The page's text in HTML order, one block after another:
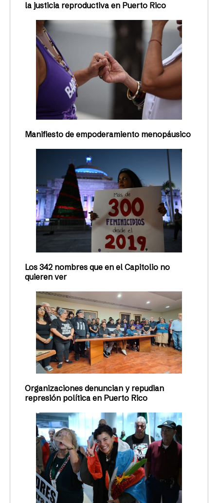
la justicia reproductiva en Puerto Rico
Manifiesto de empoderamiento menopáusico
Los 342 nombres que en el Capitolio no
quieren ver
Organizaciones denuncian y repudian
represión política en Puerto Rico